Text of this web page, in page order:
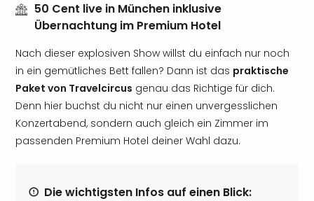
50 Cent live in München inklusive
Übernachtung im Premium Hotel
Nach dieser explosiven Show willst du einfach nur noch
in ein gemütliches Bett fallen? Dann ist das praktische
Paket von Travelcircus genau das Richtige für dich.
Denn hier buchst du nicht nur einen unvergesslichen
Konzertabend, sondern auch gleich ein Zimmer im
passenden Premium Hotel deiner Wahl dazu.
Die wichtigsten Infos auf einen Blick: